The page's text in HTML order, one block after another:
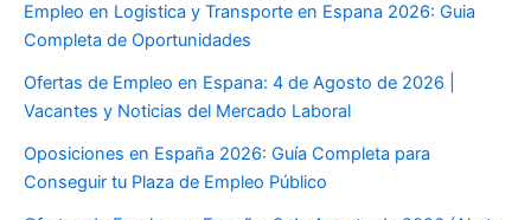
Empleo en Logistica y Transporte en Espana 2026: Guia
Completa de Oportunidades
Ofertas de Empleo en Espana: 4 de Agosto de 2026 |
Vacantes y Noticias del Mercado Laboral
Oposiciones en España 2026: Guía Completa para
Conseguir tu Plaza de Empleo Público